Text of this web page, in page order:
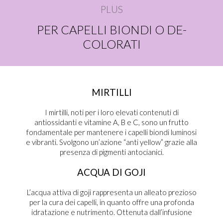
PLUS
PER CAPELLI BIONDI O DE-
COLORATI
MIRTILLI
I mirtilli, noti per i loro elevati contenuti di
antiossidanti e vitamine A, B e C, sono un frutto
fondamentale per mantenere i capelli biondi luminosi
e vibranti. Svolgono un’azione “anti yellow” grazie alla
presenza di pigmenti antocianici.
ACQUA DI GOJI
L’acqua attiva di goji rappresenta un alleato prezioso
per la cura dei capelli, in quanto offre una profonda
idratazione e nutrimento. Ottenuta dall’infusione